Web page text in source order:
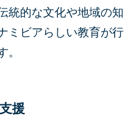
統的な文化や地域の知
ミビアらしい教育が行
。
援